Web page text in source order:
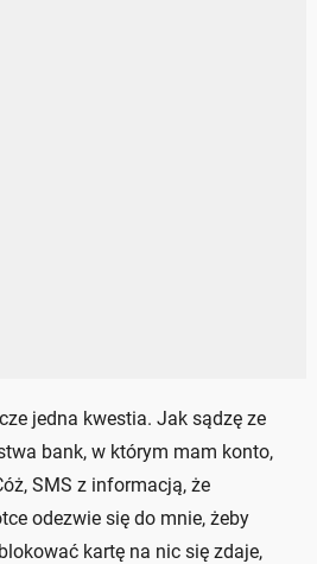
jedna kwestia. Jak sądzę ze
bank, w którym mam konto,
SMS z informacją, że
odezwie się do mnie, żeby
kartę na nic się zdaje,